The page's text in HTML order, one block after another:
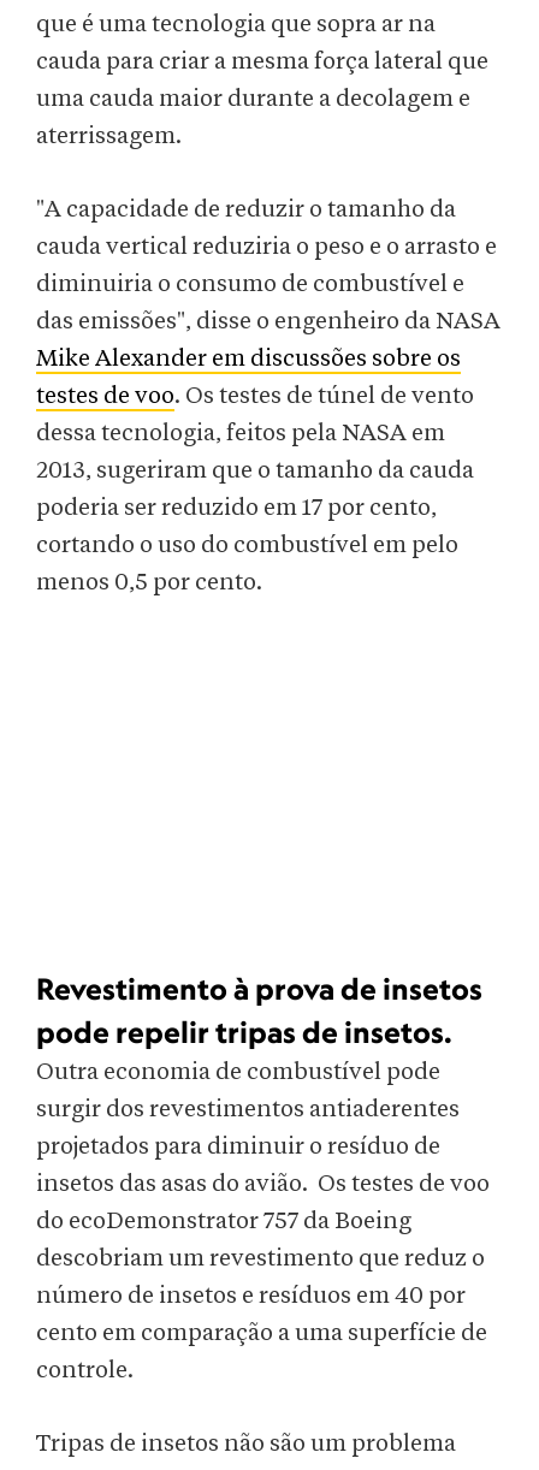
que é uma tecnologia que sopra ar na
cauda para criar a mesma força lateral que
uma cauda maior durante a decolagem e
aterrissagem.
"A capacidade de reduzir o tamanho da
cauda vertical reduziria o peso e o arrasto e
diminuiria o consumo de combustível e
das emissões", disse o engenheiro da NASA
Mike Alexander em discussões sobre os
testes de voo. Os testes de túnel de vento
dessa tecnologia, feitos pela NASA em
2013, sugeriram que o tamanho da cauda
poderia ser reduzido em 17 por cento,
cortando o uso do combustível em pelo
menos 0,5 por cento.
Revestimento à prova de insetos
pode repelir tripas de insetos.
Outra economia de combustível pode
surgir dos revestimentos antiaderentes
projetados para diminuir o resíduo de
insetos das asas do avião. Os testes de voo
do ecoDemonstrator 757 da Boeing
descobriam um revestimento que reduz o
número de insetos e resíduos em 40 por
cento em comparação a uma superfície de
controle.
Tripas de insetos não são um problema